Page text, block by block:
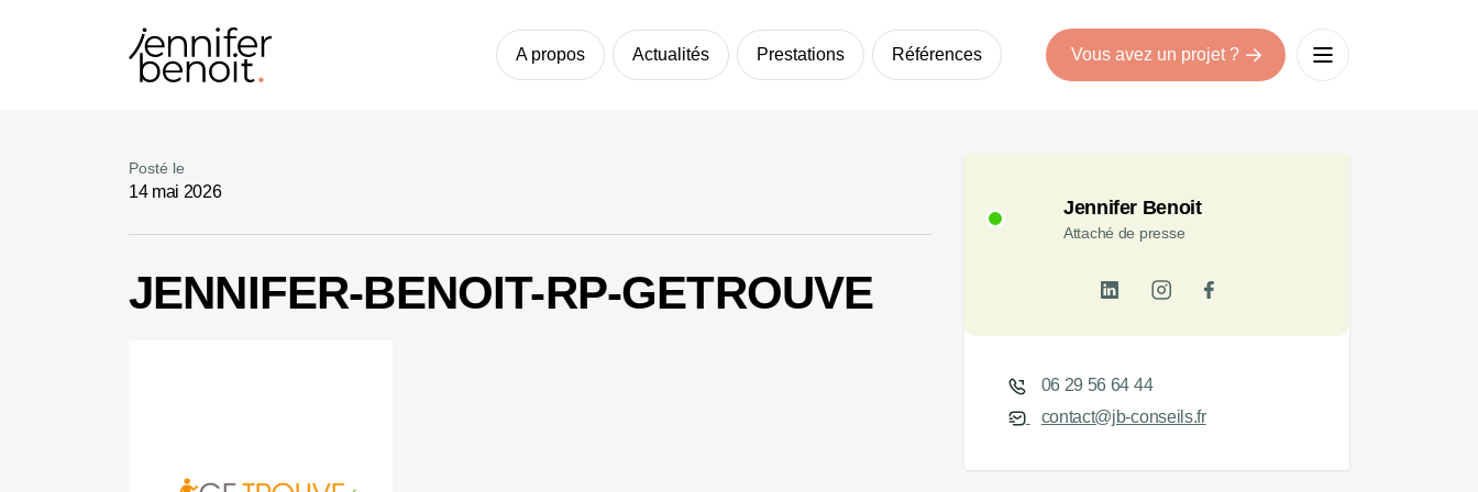
A propos Actualités Prestations Références Vous avez un projet ?
Posté le
14 mai 2026
JENNIFER-BENOIT-RP-GETROUVE
Jennifer Benoit
Attaché de presse
06 29 56 64 44
contact@jb-conseils.fr